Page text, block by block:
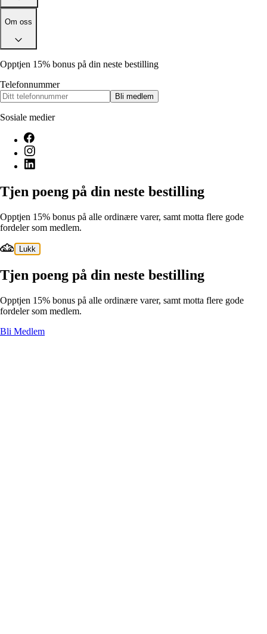
Om oss
Opptjen 15% bonus på din neste bestilling
Telefonnummer
Bli medlem
Sosiale medier
Tjen poeng på din neste bestilling
Opptjen 15% bonus på alle ordinære varer, samt motta flere gode
fordeler som medlem.
Lukk
Tjen poeng på din neste bestilling
Opptjen 15% bonus på alle ordinære varer, samt motta flere gode
fordeler som medlem.
Bli Medlem